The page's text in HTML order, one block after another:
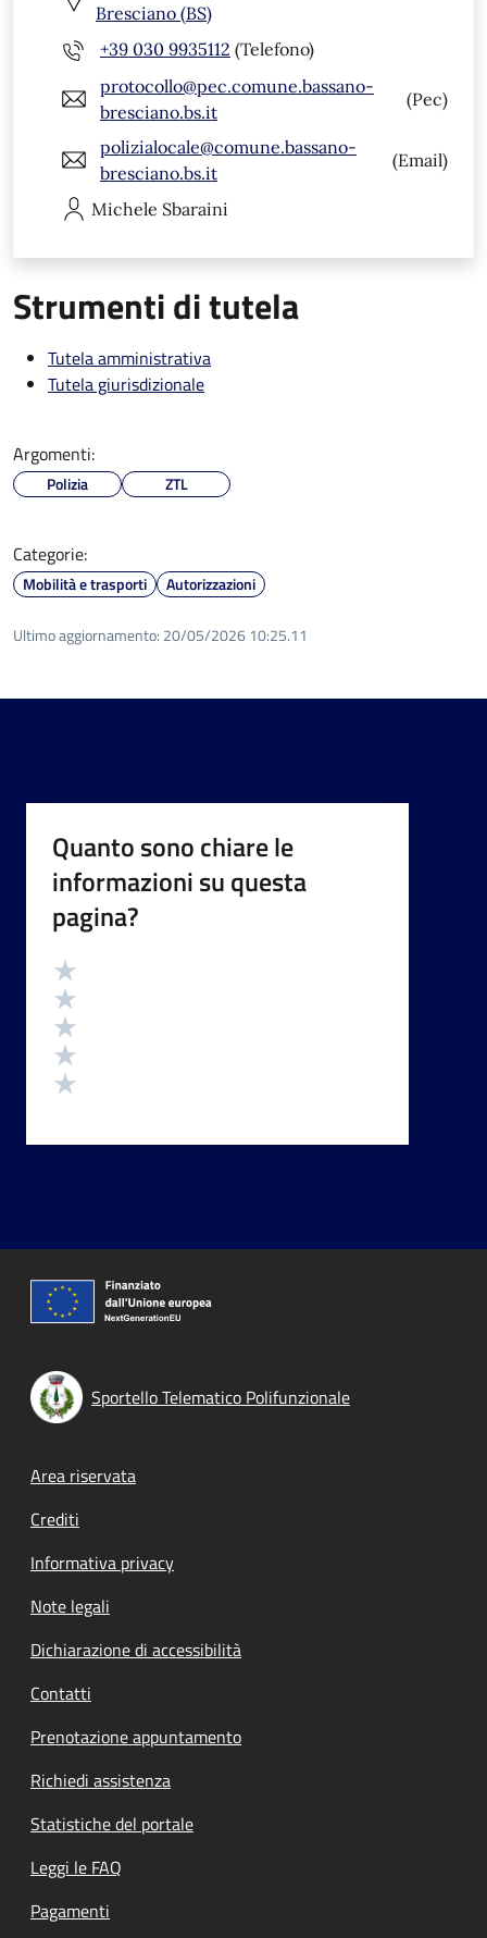
Bresciano (BS)
+39 030 9935112 (Telefono)
protocollo@pec.comune.bassano-
bresciano.bs.it
(Pec)
polizialocale@comune.bassano-
bresciano.bs.it
(Email)
Michele Sbaraini
Strumenti di tutela
Tutela amministrativa
Tutela giurisdizionale
Argomenti:
Polizia ZTL
Categorie:
Mobilità e trasporti Autorizzazioni
Ultimo aggiornamento: 20/05/2026 10:25.11
Quanto sono chiare le
informazioni su questa
pagina?
Valutazione
Sportello Telematico Polifunzionale
Footer menu
Area riservata
Crediti
Informativa privacy
Note legali
Dichiarazione di accessibilità
Contatti
Prenotazione appuntamento
Richiedi assistenza
Statistiche del portale
Leggi le FAQ
Pagamenti